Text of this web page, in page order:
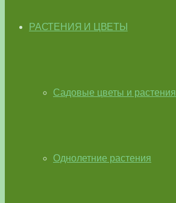
РАСТЕНИЯ И ЦВЕТЫ
Садовые цветы и растения
Однолетние растения